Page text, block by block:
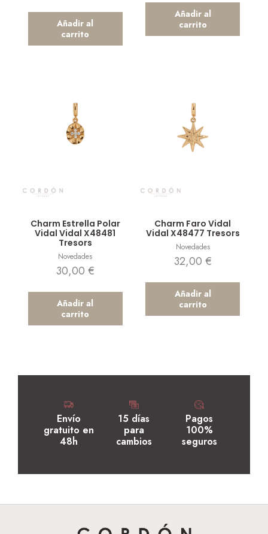
Añadir al
carrito
Añadir al
carrito
Charm Estrella Polar
Vidal Vidal X48481
Tresors
Novedades
30,00 €
Añadir al
carrito
Charm Faro Vidal
Vidal X48477 Tresors
Novedades
32,00 €
Añadir al
carrito
Envío
gratuito en
48h
15 días
para
cambios
Pagos
100%
seguros